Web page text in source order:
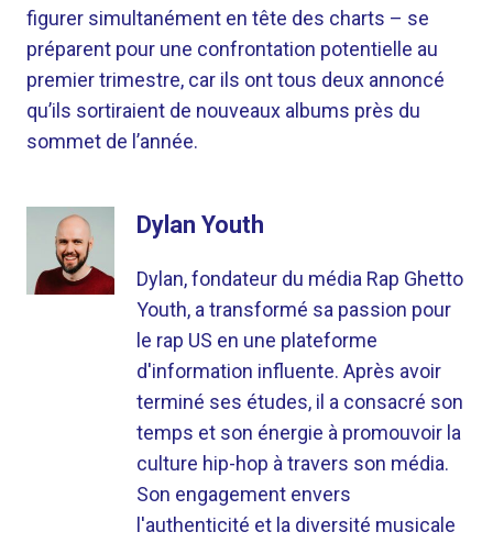
figurer simultanément en tête des charts – se
préparent pour une confrontation potentielle au
premier trimestre, car ils ont tous deux annoncé
qu’ils sortiraient de nouveaux albums près du
sommet de l’année.
Dylan Youth
Dylan, fondateur du média Rap Ghetto
Youth, a transformé sa passion pour
le rap US en une plateforme
d'information influente. Après avoir
terminé ses études, il a consacré son
temps et son énergie à promouvoir la
culture hip-hop à travers son média.
Son engagement envers
l'authenticité et la diversité musicale